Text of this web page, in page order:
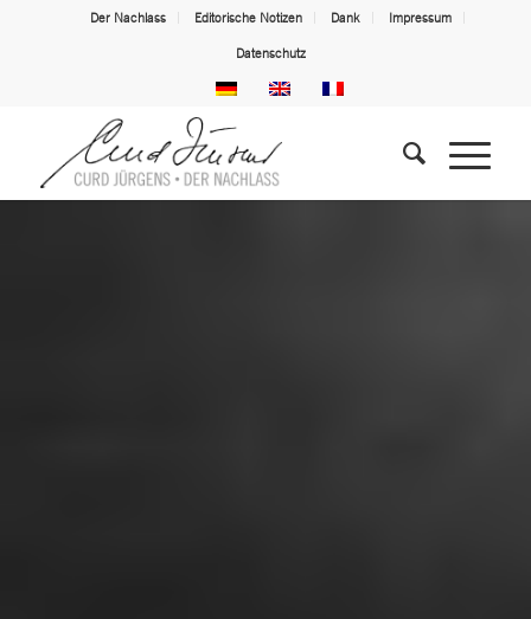
Der Nachlass Editorische Notizen Dank Impressum
Datenschutz